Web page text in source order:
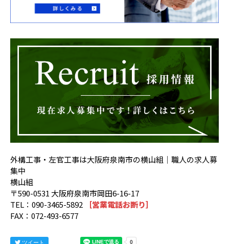
外構工事・左官工事は大阪府泉南市の横山組｜職人の求人募
集中
横山組
〒590-0531 大阪府泉南市岡田6-16-17
TEL：090-3465-5892
［営業電話お断り］
FAX：072-493-6577
ツイート